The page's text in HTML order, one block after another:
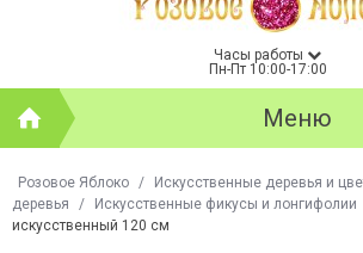
Часы работы
Пн-Пт 10:00-17:00
Меню
Розовое Яблоко / Искусственные деревья и
деревья
/ Искусственные фикусы и лонгифолии
искусственный 120 см